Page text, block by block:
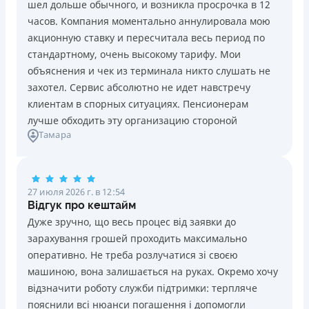
Погашение
В кассах и терминалах отделений
Оплата на расчетный счёт
Онлайн (через сайт или интернет-банкинг)
Через терминалы самообслуживания
Лицензия НБУ
Лицензия НБУ №10
Вся информация о кредите
ПОЛУЧИТЬ ЗАЙМ
Возраст
18 - 70 лет
Преимущества
Сниженная процентная ставка 0,01% в день для
новых клиентов на период от 3 до 30 дней (после
этого стандартная ставка 1%)
Запрашиваются только данные паспорта, ИНН, номер
банковской карты и телефона
проблемной кредитной историей.
Переводятся деньги на банковскую карту сразу после
подписания электронного договора о предоставлении
кредита
Дарятся скидки до -99% постоянным клиентам на
будущие кредиты согласно программе лояльности
Программа лояльности для постоянных клиентов
Круглосуточная поддержка в Viber, Telegram,
шел дольше обычного, и возникла просрочка в 12
часов. Компания моментально аннулировала мою
акционную ставку и пересчитала весь период по
стандартному, очень высокому тарифу. Мои
объяснения и чек из терминала никто слушать не
захотел. Сервис абсолютно не идет навстречу
клиентам в спорных ситуациях. Пенсионерам
лучше обходить эту организацию стороной
Тамара
27 июля 2026 г. в 12:54
Відгук про кештайм
Дуже зручно, що весь процес від заявки до
зарахування грошей проходить максимально
оперативно. Не треба розлучатися зі своєю
машиною, вона залишається на руках. Окремо хочу
відзначити роботу служби підтримки: терпляче
пояснили всі нюанси погашення і допомогли